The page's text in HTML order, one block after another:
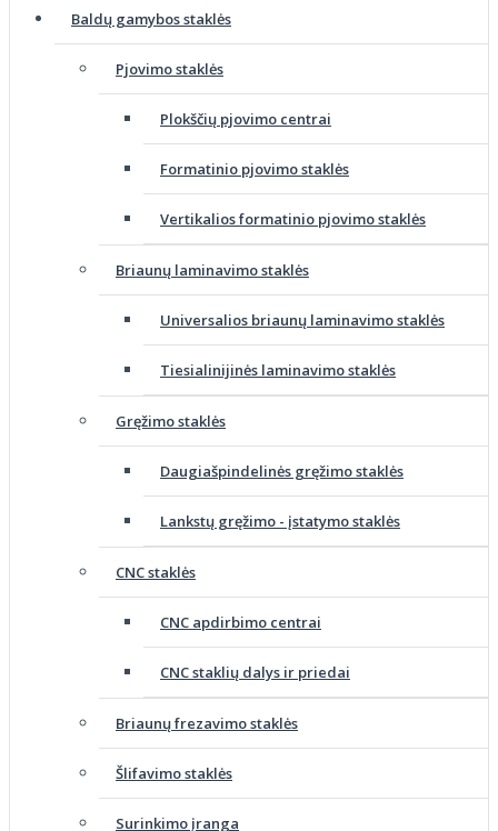
Baldų gamybos staklės
Pjovimo staklės
Plokščių pjovimo centrai
Formatinio pjovimo staklės
Vertikalios formatinio pjovimo staklės
Briaunų laminavimo staklės
Universalios briaunų laminavimo staklės
Tiesialinijinės laminavimo staklės
Gręžimo staklės
Daugiašpindelinės gręžimo staklės
Lankstų gręžimo - įstatymo staklės
CNC staklės
CNC apdirbimo centrai
CNC staklių dalys ir priedai
Briaunų frezavimo staklės
Šlifavimo staklės
Surinkimo įranga